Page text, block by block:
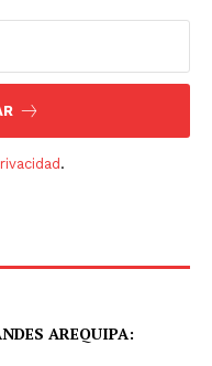
.
AREQUIPA: